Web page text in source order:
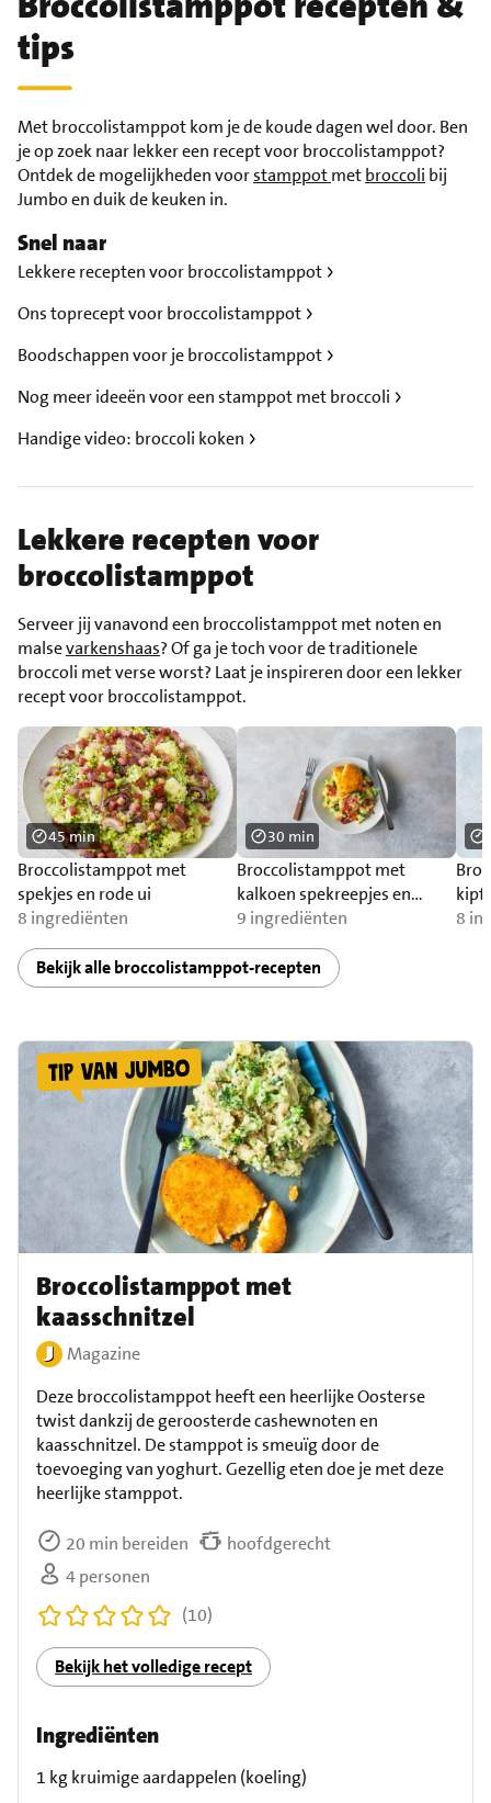
tips
Met broccolistamppot kom je de koude dagen wel door. Ben
je op zoek naar lekker een recept voor broccolistamppot?
Ontdek de mogelijkheden voorstamppotmetbroccoli bij
Jumbo en duik de keuken in.
Snel naar
Lekkere recepten voor broccolistamppot
Ons toprecept voor broccolistamppot
Boodschappen voor je broccolistamppot
Nog meer ideeën voor een stamppot met broccoli
Handige video: broccoli koken
Lekkere recepten voor
broccolistamppot
Serveer jij vanavond een broccolistamppot met noten en
malsevarkenshaas? Of ga je toch voor de traditionele
broccoli met verse worst? Laat je inspireren door een lekker
recept voor broccolistamppot.
Broccolistamppot met
spekjes en rode ui
8 ingrediënten
45 min
Broccolistamppot met
kalkoen spekreepjes en
kaasschnitzel
9 ingrediënten
30 min
8
Bekijk alle broccolistamppot-recepten
Broccolistamppot met
kaasschnitzel
Magazine
Deze broccolistamppot heeft een heerlijke Oosterse
twist dankzij de geroosterde cashewnoten en
kaasschnitzel. De stamppot is smeuïg door de
toevoeging van yoghurt. Gezellig eten doe je met deze
heerlijke stamppot.
20 min bereiden
hoofdgerecht
4 personen
(10)
Bekijk het volledige recept
Ingrediënten
1 kg kruimige aardappelen (koeling)